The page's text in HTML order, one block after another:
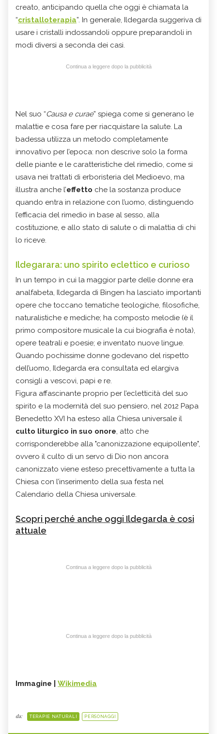
creato, anticipando quella che oggi è chiamata la
“cristalloterapia”. In generale, Ildegarda suggeriva di
usare i cristalli indossandoli oppure preparandoli in
modi diversi a seconda dei casi.
Continua a leggere dopo la pubblicità
Nel suo “Causa e curae” spiega come si generano le
malattie e cosa fare per riacquistare la salute. La
badessa utilizza un metodo completamente
innovativo per l’epoca: non descrive solo la forma
delle piante e le caratteristiche del rimedio, come si
usava nei trattati di erboristeria del Medioevo, ma
illustra anche l’effetto che la sostanza produce
quando entra in relazione con l’uomo, distinguendo
l’efficacia del rimedio in base al sesso, alla
costituzione, e allo stato di salute o di malattia di chi
lo riceve.
Ildegarara: uno spirito eclettico e curioso
In un tempo in cui la maggior parte delle donne era
analfabeta, Ildegarda di Bingen ha lasciato importanti
opere che toccano tematiche teologiche, filosofiche,
naturalistiche e mediche; ha composto melodie (è il
primo compositore musicale la cui biografia è nota),
opere teatrali e poesie; e inventato nuove lingue.
Quando pochissime donne godevano del rispetto
dell’uomo, Ildegarda era consultata ed elargiva
consigli a vescovi, papi e re.
Figura affascinante proprio per l’ecletticità del suo
spirito e la modernità del suo pensiero, nel 2012 Papa
Benedetto XVI ha esteso alla Chiesa universale il
culto liturgico in suo onore, atto che
corrisponderebbe alla "canonizzazione equipollente",
ovvero il culto di un servo di Dio non ancora
canonizzato viene esteso precettivamente a tutta la
Chiesa con l’inserimento della sua festa nel
Calendario della Chiesa universale.
Scopri perché anche oggi Ildegarda è cosi
attuale
Continua a leggere dopo la pubblicità
Continua a leggere dopo la pubblicità
Immagine | Wikimedia
da: TERAPIE NATURALI PERSONAGGI